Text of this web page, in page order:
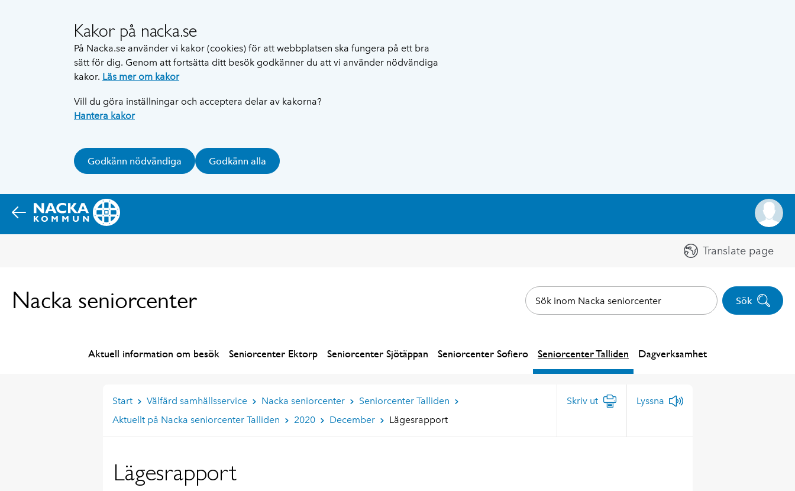
Kakor på nacka.se
På Nacka.se använder vi kakor (cookies) för att webbplatsen ska fungera på ett bra
sätt för dig. Genom att fortsätta ditt besök godkänner du att vi använder nödvändiga
kakor. Läs mer om kakor
Vill du göra inställningar och acceptera delar av kakorna?
Hantera kakor
Godkänn nödvändiga Godkänn alla
Translate page
Nacka seniorcenter Sök
Aktuell information om besök Seniorcenter Ektorp Seniorcenter Sjötäppan Seniorcenter Sofiero Seniorcenter Talliden Dagverksamhet
Start Välfärd samhällsservice Nacka seniorcenter
Seniorcenter Talliden
Aktuellt på Nacka seniorcenter Talliden
2020 December Lägesrapport
Skriv ut Lyssna
Lägesrapport